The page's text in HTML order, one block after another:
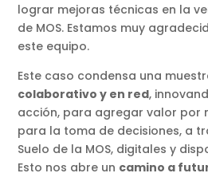
lograr mejoras técnicas en la
de MOS. Estamos muy
este equipo.
Este caso condensa una
colaborativo y en red,
acción, para agregar valor por
para la toma de decisiones, a
Suelo de la MOS, digitales y
Esto nos abre un camino a